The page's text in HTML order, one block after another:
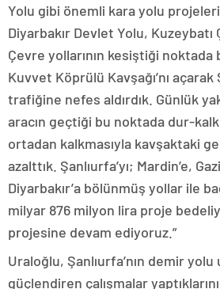
Yolu gibi önemli kara yolu
Diyarbakır Devlet Yolu, Kuzeybatı
Çevre yollarının kesiştiği noktada
Kuvvet Köprülü Kavşağı’nı açarak
trafiğine nefes aldırdık. Günlük
aracın geçtiği bu noktada dur-
ortadan kalkmasıyla kavşaktaki
azalttık. Şanlıurfa’yı; Mardin’e,
Diyarbakır’a bölünmüş yollar ile
milyar 876 milyon lira proje
projesine devam ediyoruz.”
Uraloğlu, Şanlıurfa’nın demir yolu
güçlendiren çalışmalar